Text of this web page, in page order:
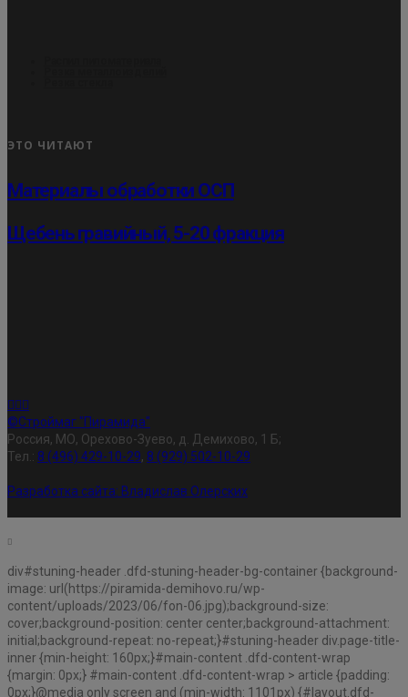
ЭТО ЧИТАЮТ
Материалы обработки ОСП
Щебень гравийный, 5-20 фракция
©Строймаг "Пирамида"
Россия, МО, Орехово-Зуево, д. Демихово, 1 Б;
Тел.: 8 (496) 429-10-29, 8 (929) 502-10-29
Разработка сайта: Владислав Олерских
div#stuning-header .dfd-stuning-header-bg-container {background-
image: url(https://piramida-demihovo.ru/wp-
content/uploads/2023/06/fon-06.jpg);background-size:
cover;background-position: center center;background-attachment:
initial;background-repeat: no-repeat;}#stuning-header div.page-title-
inner {min-height: 160px;}#main-content .dfd-content-wrap
{margin: 0px;} #main-content .dfd-content-wrap > article {padding:
0px;}@media only screen and (min-width: 1101px) {#layout.dfd-